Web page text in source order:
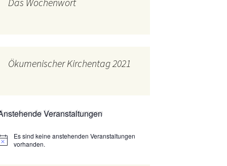
Arbeitsgruppen
Ökumenischer Kirchentag 2021
Veranstaltungen
Es sind keine anstehenden Veranstaltungen
vorhanden.